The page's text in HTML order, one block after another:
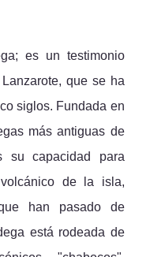
es un testimonio
que se ha
siglos. Fundada en
más antiguas de
su capacidad para
de la isla,
han pasado de
está rodeada de